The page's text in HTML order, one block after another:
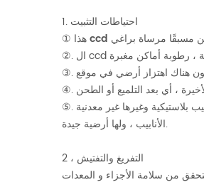
1. احتياطات التثبيت
⑤. منع التداخل الكهرومغناطيسي القوي في الموقع و القريب. لذلك ، المستخدم متصل ذاتيًا يجب أن تستخدم أنابيب الدخول والخروج وأنابيب العادم أنابيب حديدية ، وليس أنابيب بلاستيكية وغيرها غير معدنية
الأنابيب ، ولها أرضية جيدة.
2 ، التفريغ والتفتيش